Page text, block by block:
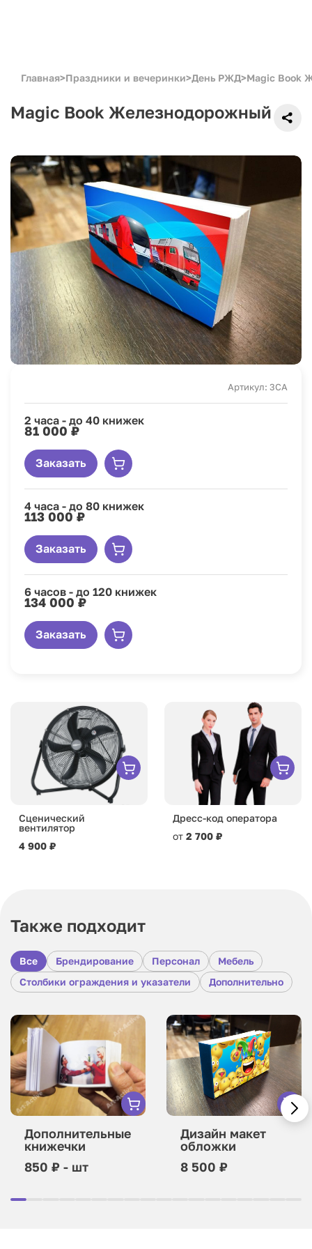
Главная>Праздники и вечеринки>День РЖД>Magic Book
Magic Book Железнодорожный
Артикул: 3CA
2 часа - до 40 книжек
81 000 ₽
Заказать
4 часа - до 80 книжек
113 000 ₽
Заказать
6 часов - до 120 книжек
134 000 ₽
Заказать
Сценический
вентилятор
4 900 ₽
Дресс-код оператора
от 2 700 ₽
Также подходит
Все Брендирование Персонал
Мебель
Столбики ограждения и указатели
Дополнительно
Дополнительные
книжечки
850 ₽ - шт
Дизайн макет
обложки
8 500 ₽